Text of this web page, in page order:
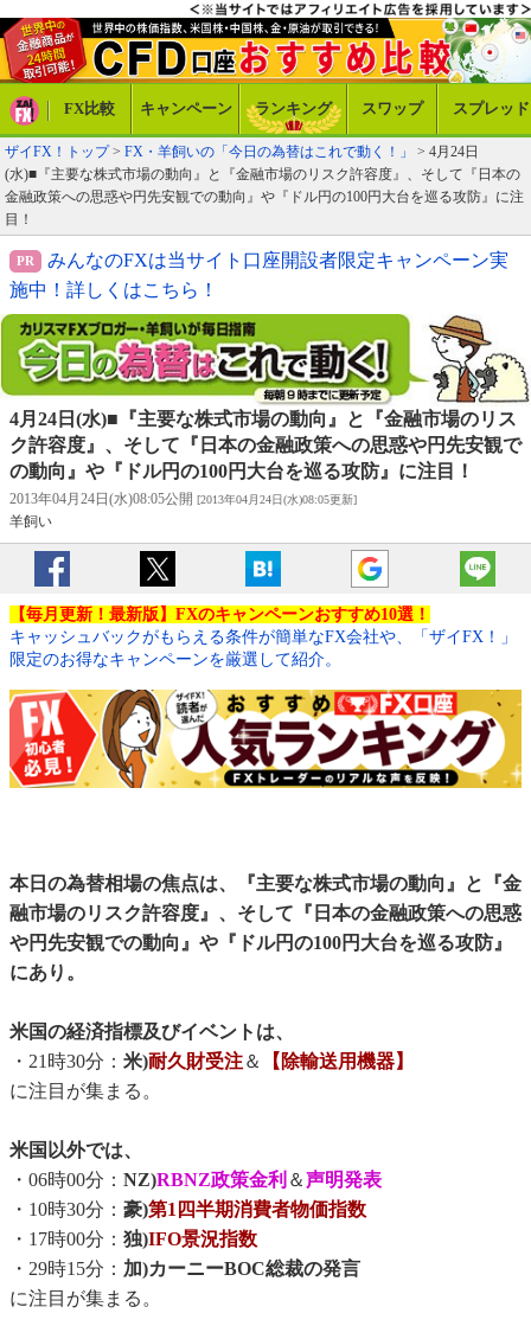
FX比較 キャンペーン ランキング スワップ スプレッド
ザイFX！トップ> FX・羊飼いの「今日の為替はこれで動く！」
> 4月24日
(水)■『主要な株式市場の動向』と『金融市場のリスク許容度』、そして『日本の
金融政策への思惑や円先安観での動向』や『ドル円の100円大台を巡る攻防』に注
目！
みんなのFXは当サイト口座開設者限定キャンペーン実
施中！詳しくはこちら！
4月24日(水)■『主要な株式市場の動向』と『金融市場のリス
ク許容度』、そして『日本の金融政策への思惑や円先安観で
の動向』や『ドル円の100円大台を巡る攻防』に注目！
2013年04月24日(水)08:05公開 [2013年04月24日(水)08:05更新]
羊飼い
【毎月更新！最新版】FXのキャンペーンおすすめ10選！
キャッシュバックがもらえる条件が簡単なFX会社や、「ザイFX！」
限定のお得なキャンペーンを厳選して紹介。
本日の為替相場の焦点は、『主要な株式市場の動向』と『金
融市場のリスク許容度』、そして『日本の金融政策への思惑
や円先安観での動向』や『ドル円の100円大台を巡る攻防』
にあり。
米国の経済指標及びイベントは、
・21時30分： 米)耐久財受注＆
【除輸送用機器】
に注目が集まる。
米国以外では、
・06時00分： NZ)RBNZ政策金利 ＆声明発表
・10時30分： 豪)第1四半期消費者物価指数
・17時00分： 独)IFO景況指数
・29時15分： 加)カーニーBOC総裁の発言
に注目が集まる。